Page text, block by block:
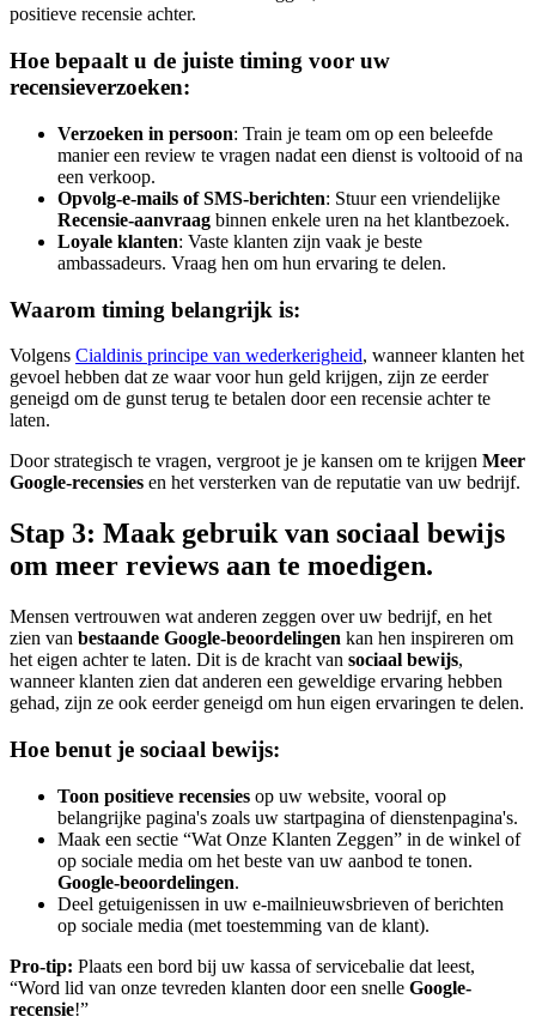
positieve recensie achter.
Hoe bepaalt u de juiste timing voor uw
recensieverzoeken:
Verzoeken in persoon: Train je team om op een beleefde
manier een review te vragen nadat een dienst is voltooid of na
een verkoop.
Opvolg-e-mails of SMS-berichten: Stuur een vriendelijke
Recensie-aanvraag binnen enkele uren na het klantbezoek.
Loyale klanten: Vaste klanten zijn vaak je beste
ambassadeurs. Vraag hen om hun ervaring te delen.
Waarom timing belangrijk is:
Volgens Cialdinis principe van wederkerigheid, wanneer klanten het
gevoel hebben dat ze waar voor hun geld krijgen, zijn ze eerder
geneigd om de gunst terug te betalen door een recensie achter te
laten.
Door strategisch te vragen, vergroot je je kansen om te krijgen Meer
Google-recensies en het versterken van de reputatie van uw bedrijf.
Stap 3: Maak gebruik van sociaal bewijs
om meer reviews aan te moedigen.
Mensen vertrouwen wat anderen zeggen over uw bedrijf, en het
zien van bestaande Google-beoordelingen kan hen inspireren om
het eigen achter te laten. Dit is de kracht van sociaal bewijs,
wanneer klanten zien dat anderen een geweldige ervaring hebben
gehad, zijn ze ook eerder geneigd om hun eigen ervaringen te delen.
Hoe benut je sociaal bewijs:
Toon positieve recensies op uw website, vooral op
belangrijke pagina's zoals uw startpagina of dienstenpagina's.
Maak een sectie “Wat Onze Klanten Zeggen” in de winkel of
op sociale media om het beste van uw aanbod te tonen.
Google-beoordelingen.
Deel getuigenissen in uw e-mailnieuwsbrieven of berichten
op sociale media (met toestemming van de klant).
Pro-tip: Plaats een bord bij uw kassa of servicebalie dat leest,
“Word lid van onze tevreden klanten door een snelle Google-
recensie!”